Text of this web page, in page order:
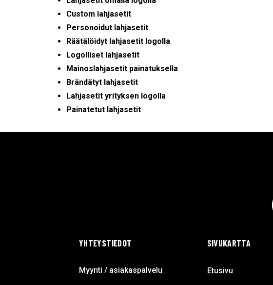
Custom lahjasetit
Personoidut lahjasetit
Räätälöidyt lahjasetit logolla
Logolliset lahjasetit
Mainoslahjasetit painatuksella
Brändätyt lahjasetit
Lahjasetit yrityksen logolla
Painatetut lahjasetit
YHTEYSTIEDOT
Myynti / asiakaspalvelu
SIVUKARTTA
Etusivu